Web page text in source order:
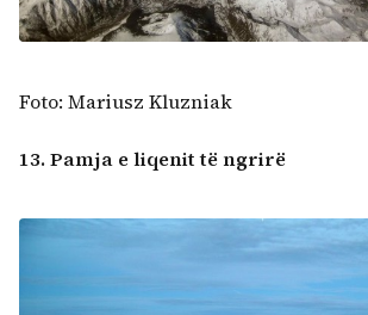
Foto: Mariusz Kluzniak
13. Pamja e liqenit të ngrirë